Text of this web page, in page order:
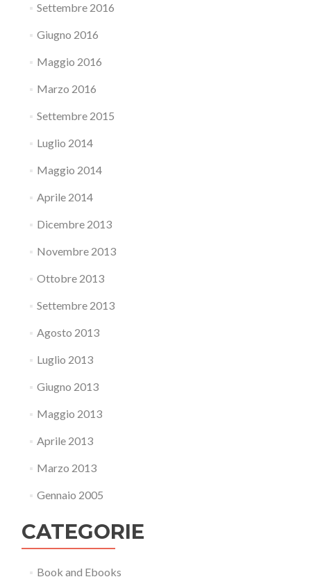
Settembre 2016
Giugno 2016
Maggio 2016
Marzo 2016
Settembre 2015
Luglio 2014
Maggio 2014
Aprile 2014
Dicembre 2013
Novembre 2013
Ottobre 2013
Settembre 2013
Agosto 2013
Luglio 2013
Giugno 2013
Maggio 2013
Aprile 2013
Marzo 2013
Gennaio 2005
CATEGORIE
Book and Ebooks